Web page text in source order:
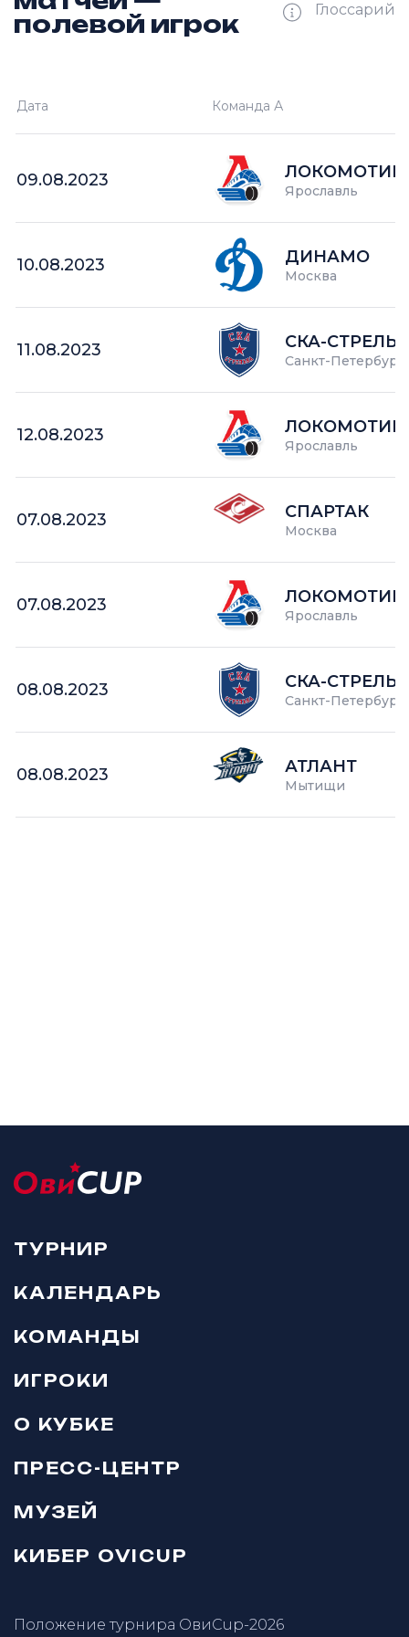
полевой игрок
Глоссарий
кол-во очков в турнире
Дата Команда А
09.08.2023
Ярославль
10.08.2023 ДИНАМО
Москва
11.08.2023 СКА-
Санкт-Петербург
12.08.2023
Ярославль
07.08.2023 СПАРТАК
Москва
07.08.2023
Ярославль
08.08.2023 СКА-
Санкт-Петербург
08.08.2023 АТЛАНТ
Мытищи
ТУРНИР
КАЛЕНДАРЬ
КОМАНДЫ
ИГРОКИ
О КУБКЕ
ПРЕСС-ЦЕНТР
МУЗЕЙ
КИБЕР OVICUP
Положение турнира ОвиCup-2026